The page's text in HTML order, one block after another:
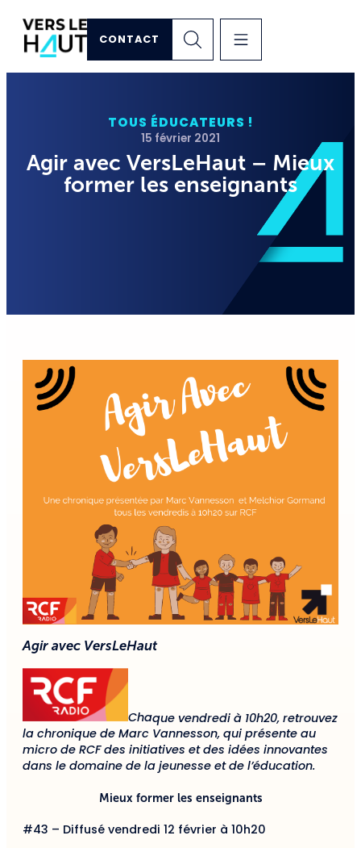
CONTACT
TOUS ÉDUCATEURS !
15 février 2021
Agir avec VersLeHaut – Mieux
former les enseignants
Agir avec VersLeHaut
Chaque vendredi à 10h20, retrouvez
la chronique de Marc Vannesson, qui présente au
micro de RCF des initiatives et des idées innovantes
dans le domaine de la jeunesse et de l’éducation.
Mieux former les enseignants
#43 – Diffusé vendredi 12 février à 10h20